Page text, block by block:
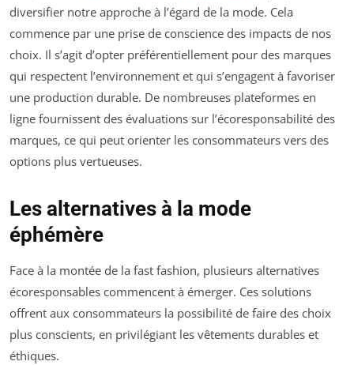
diversifier notre approche à l’égard de la mode. Cela
commence par une prise de conscience des impacts de nos
choix. Il s’agit d’opter préférentiellement pour des marques
qui respectent l’environnement et qui s’engagent à favoriser
une production durable. De nombreuses plateformes en
ligne fournissent des évaluations sur l’écoresponsabilité des
marques, ce qui peut orienter les consommateurs vers des
options plus vertueuses.
Les alternatives à la mode
éphémère
Face à la montée de la fast fashion, plusieurs alternatives
écoresponsables commencent à émerger. Ces solutions
offrent aux consommateurs la possibilité de faire des choix
plus conscients, en privilégiant les vêtements durables et
éthiques.